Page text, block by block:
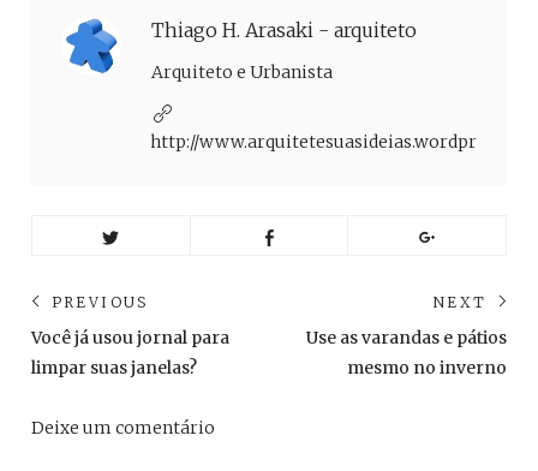
Thiago H. Arasaki - arquiteto
Arquiteto e Urbanista
http://
Navegação
de
Post
PREVIOUS
Previous
post:
Você já usou jornal para
limpar suas janelas?
NEXT
Use as varandas e pátios
mesmo no inverno
Deixe um comentário